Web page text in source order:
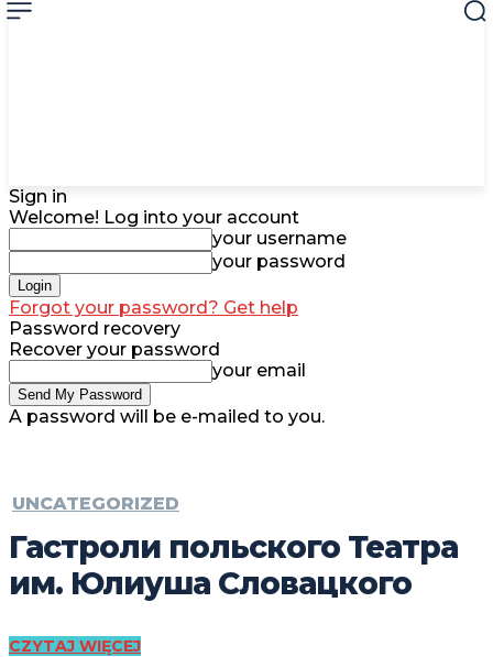
Sign in
Welcome! Log into your account
your username
your password
Forgot your password? Get help
Password recovery
Recover your password
your email
A password will be e-mailed to you.
UNCATEGORIZED
Гастроли польского Театра
им. Юлиуша Словацкого
CZYTAJ WIĘCEJ